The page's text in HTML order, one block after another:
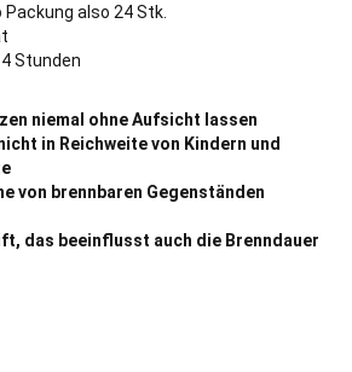
also 24 Stk.
Stunden
niemal ohne Aufsicht lassen
in Reichweite von Kindern und
von brennbaren Gegenständen
das beeinflusst auch die Brenndauer